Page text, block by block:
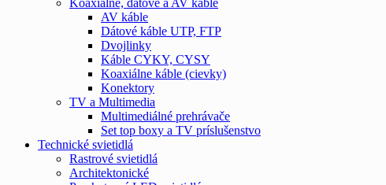
AV káble
Dátové káble UTP, FTP
Dvojlinky
Káble CYKY, CYSY
Koaxiálne káble (cievky)
Konektory
TV a Multimedia
Multimediálné prehrávače
Set top boxy a TV príslušenstvo
Technické svietidlá
Rastrové svietidlá
Architektonické